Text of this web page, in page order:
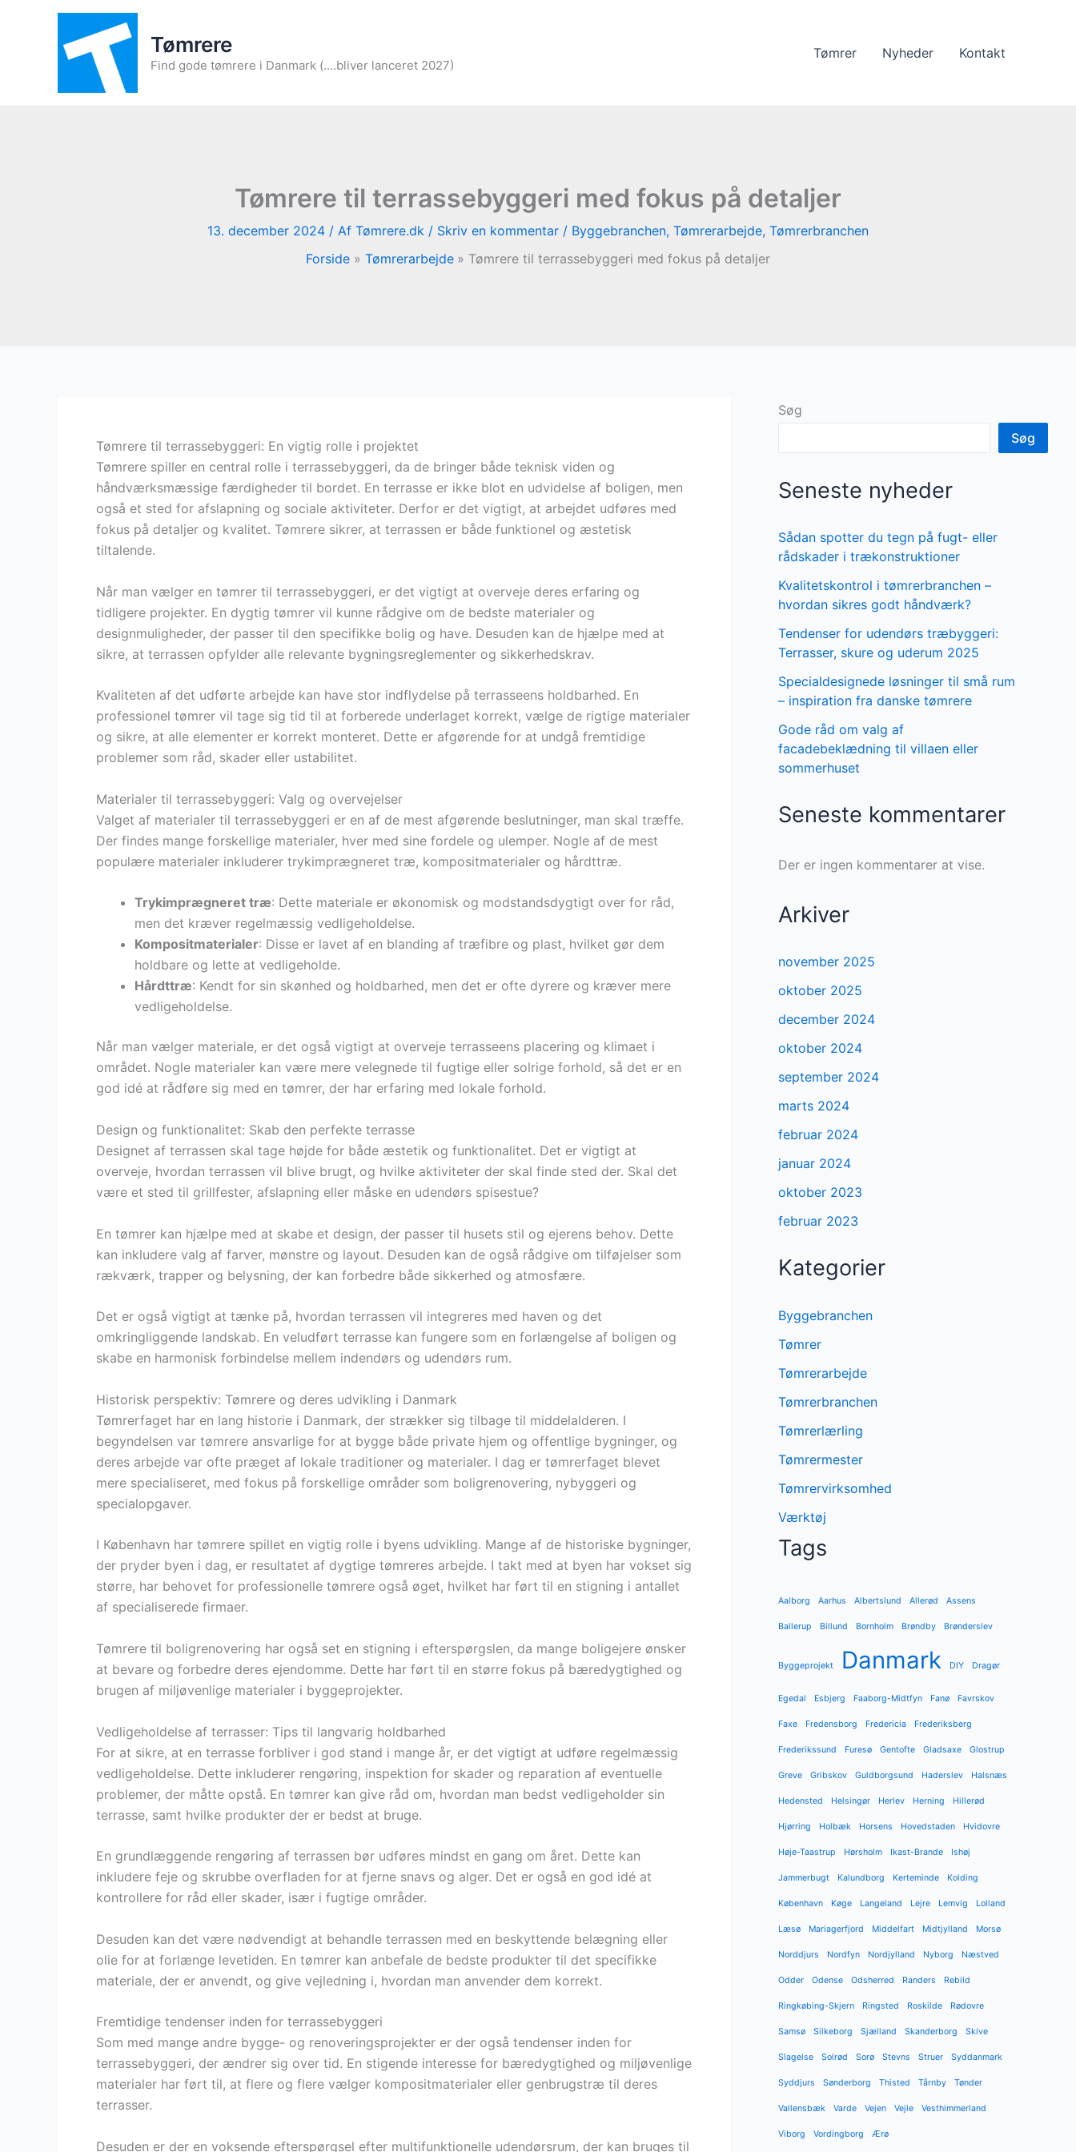
Tømrere
Find gode tømrere i Danmark (....bliver lanceret 2027)
Tømrer Nyheder Kontakt
Tømrere til terrassebyggeri med fokus på detaljer
13. december 2024 / Af Tømrere.dk / Skriv en kommentar / Byggebranchen, Tømrerarbejde, Tømrerbranchen
Forside
Tømrerarbejde Tømrere til terrassebyggeri med fokus på detaljer
Tømrere til terrassebyggeri: En vigtig rolle i projektet
Tømrere spiller en central rolle i terrassebyggeri, da de bringer både teknisk viden og
håndværksmæssige færdigheder til bordet. En terrasse er ikke blot en udvidelse af boligen, men
også et sted for afslapning og sociale aktiviteter. Derfor er det vigtigt, at arbejdet udføres med
fokus på detaljer og kvalitet. Tømrere sikrer, at terrassen er både funktionel og æstetisk
tiltalende.
Når man vælger en tømrer til terrassebyggeri, er det vigtigt at overveje deres erfaring og
tidligere projekter. En dygtig tømrer vil kunne rådgive om de bedste materialer og
designmuligheder, der passer til den specifikke bolig og have. Desuden kan de hjælpe med at
sikre, at terrassen opfylder alle relevante bygningsreglementer og sikkerhedskrav.
Kvaliteten af det udførte arbejde kan have stor indflydelse på terrasseens holdbarhed. En
professionel tømrer vil tage sig tid til at forberede underlaget korrekt, vælge de rigtige materialer
og sikre, at alle elementer er korrekt monteret. Dette er afgørende for at undgå fremtidige
problemer som råd, skader eller ustabilitet.
Materialer til terrassebyggeri: Valg og overvejelser
Valget af materialer til terrassebyggeri er en af de mest afgørende beslutninger, man skal træffe.
Der findes mange forskellige materialer, hver med sine fordele og ulemper. Nogle af de mest
populære materialer inkluderer trykimprægneret træ, kompositmaterialer og hårdttræ.
Trykimprægneret træ: Dette materiale er økonomisk og modstandsdygtigt over for råd,
men det kræver regelmæssig vedligeholdelse.
Kompositmaterialer: Disse er lavet af en blanding af træfibre og plast, hvilket gør dem
holdbare og lette at vedligeholde.
Hårdttræ: Kendt for sin skønhed og holdbarhed, men det er ofte dyrere og kræver mere
vedligeholdelse.
Når man vælger materiale, er det også vigtigt at overveje terrasseens placering og klimaet i
området. Nogle materialer kan være mere velegnede til fugtige eller solrige forhold, så det er en
god idé at rådføre sig med en tømrer, der har erfaring med lokale forhold.
Design og funktionalitet: Skab den perfekte terrasse
Designet af terrassen skal tage højde for både æstetik og funktionalitet. Det er vigtigt at
overveje, hvordan terrassen vil blive brugt, og hvilke aktiviteter der skal finde sted der. Skal det
være et sted til grillfester, afslapning eller måske en udendørs spisestue?
En tømrer kan hjælpe med at skabe et design, der passer til husets stil og ejerens behov. Dette
kan inkludere valg af farver, mønstre og layout. Desuden kan de også rådgive om tilføjelser som
rækværk, trapper og belysning, der kan forbedre både sikkerhed og atmosfære.
Det er også vigtigt at tænke på, hvordan terrassen vil integreres med haven og det
omkringliggende landskab. En veludført terrasse kan fungere som en forlængelse af boligen og
skabe en harmonisk forbindelse mellem indendørs og udendørs rum.
Historisk perspektiv: Tømrere og deres udvikling i Danmark
Tømrerfaget har en lang historie i Danmark, der strækker sig tilbage til middelalderen. I
begyndelsen var tømrere ansvarlige for at bygge både private hjem og offentlige bygninger, og
deres arbejde var ofte præget af lokale traditioner og materialer. I dag er tømrerfaget blevet
mere specialiseret, med fokus på forskellige områder som boligrenovering, nybyggeri og
specialopgaver.
I København har tømrere spillet en vigtig rolle i byens udvikling. Mange af de historiske bygninger,
der pryder byen i dag, er resultatet af dygtige tømreres arbejde. I takt med at byen har vokset sig
større, har behovet for professionelle tømrere også øget, hvilket har ført til en stigning i antallet
af specialiserede firmaer.
Tømrere til boligrenovering har også set en stigning i efterspørgslen, da mange boligejere ønsker
at bevare og forbedre deres ejendomme. Dette har ført til en større fokus på bæredygtighed og
brugen af miljøvenlige materialer i byggeprojekter.
Vedligeholdelse af terrasser: Tips til langvarig holdbarhed
For at sikre, at en terrasse forbliver i god stand i mange år, er det vigtigt at udføre regelmæssig
vedligeholdelse. Dette inkluderer rengøring, inspektion for skader og reparation af eventuelle
problemer, der måtte opstå. En tømrer kan give råd om, hvordan man bedst vedligeholder sin
terrasse, samt hvilke produkter der er bedst at bruge.
En grundlæggende rengøring af terrassen bør udføres mindst en gang om året. Dette kan
inkludere feje og skrubbe overfladen for at fjerne snavs og alger. Det er også en god idé at
kontrollere for råd eller skader, især i fugtige områder.
Desuden kan det være nødvendigt at behandle terrassen med en beskyttende belægning eller
olie for at forlænge levetiden. En tømrer kan anbefale de bedste produkter til det specifikke
materiale, der er anvendt, og give vejledning i, hvordan man anvender dem korrekt.
Fremtidige tendenser inden for terrassebyggeri
Som med mange andre bygge- og renoveringsprojekter er der også tendenser inden for
terrassebyggeri, der ændrer sig over tid. En stigende interesse for bæredygtighed og miljøvenlige
materialer har ført til, at flere og flere vælger kompositmaterialer eller genbrugstræ til deres
terrasser.
Desuden er der en voksende efterspørgsel efter multifunktionelle udendørsrum, der kan bruges til
Søg
Søg
Seneste nyheder
Sådan spotter du tegn på fugt- eller
rådskader i trækonstruktioner
Kvalitetskontrol i tømrerbranchen –
hvordan sikres godt håndværk?
Tendenser for udendørs træbyggeri:
Terrasser, skure og uderum 2025
Specialdesignede løsninger til små rum
– inspiration fra danske tømrere
Gode råd om valg af
facadebeklædning til villaen eller
sommerhuset
Seneste kommentarer
Der er ingen kommentarer at vise.
Arkiver
november 2025
oktober 2025
december 2024
oktober 2024
september 2024
marts 2024
februar 2024
januar 2024
oktober 2023
februar 2023
Kategorier
Byggebranchen
Tømrer
Tømrerarbejde
Tømrerbranchen
Tømrerlærling
Tømrermester
Tømrervirksomhed
Værktøj
Tags
Aalborg Aarhus Albertslund Allerød Assens
Ballerup Billund Bornholm Brøndby Brønderslev
Byggeprojekt Danmark DIY Dragør
Egedal Esbjerg Faaborg-Midtfyn Fanø Favrskov
Faxe Fredensborg Fredericia Frederiksberg
Frederikssund Furesø Gentofte Gladsaxe Glostrup
Greve Gribskov Guldborgsund Haderslev Halsnæs
Hedensted Helsingør Herlev Herning Hillerød
Hjørring Holbæk Horsens Hovedstaden Hvidovre
Høje-Taastrup Hørsholm Ikast-Brande Ishøj
Jammerbugt Kalundborg Kerteminde Kolding
København Køge Langeland Lejre Lemvig Lolland
Læsø Mariagerfjord Middelfart Midtjylland Morsø
Norddjurs Nordfyn Nordjylland Nyborg Næstved
Odder Odense Odsherred Randers Rebild
Ringkøbing-Skjern Ringsted Roskilde Rødovre
Samsø Silkeborg Sjælland Skanderborg Skive
Slagelse Solrød Sorø Stevns Struer Syddanmark
Syddjurs Sønderborg Thisted Tårnby Tønder
Vallensbæk Varde Vejen Vejle Vesthimmerland
Viborg Vordingborg Ærø